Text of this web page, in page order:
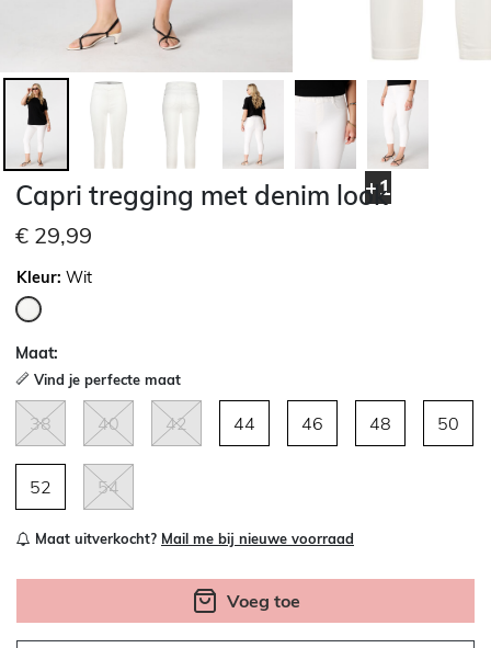
+1
Capri tregging met denim look
€ 29,99
Kleur: Wit
Maat:
Vind je perfecte maat
38 40 42 44 46 48 50
52 54
Maat uitverkocht? Mail me bij nieuwe voorraad
Voeg toe